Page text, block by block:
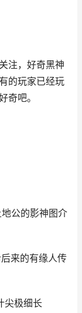
注，好奇黑神
的玩家已经玩
奇吧。
公的影神图介
来的有缘人传
尖极细长